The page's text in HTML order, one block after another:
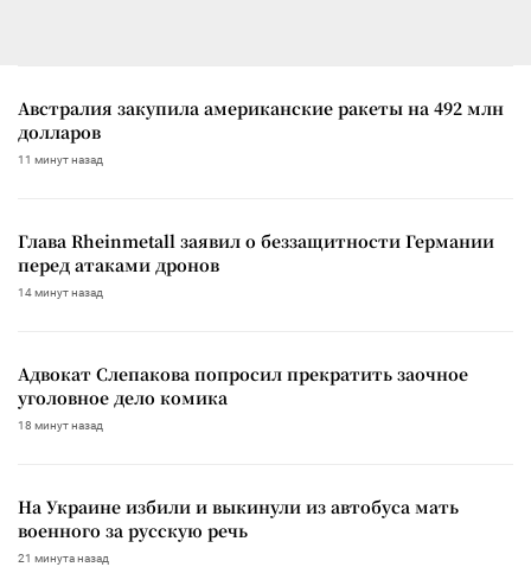
Австралия закупила американские ракеты на 492 млн
долларов
11 минут назад
Глава Rheinmetall заявил о беззащитности Германии
перед атаками дронов
14 минут назад
Адвокат Слепакова попросил прекратить заочное
уголовное дело комика
18 минут назад
На Украине избили и выкинули из автобуса мать
военного за русскую речь
21 минута назад